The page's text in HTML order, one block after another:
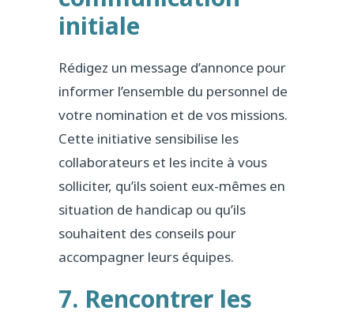
initiale
Rédigez un message d’annonce pour
informer l’ensemble du personnel de
votre nomination et de vos missions.
Cette initiative sensibilise les
collaborateurs et les incite à vous
solliciter, qu’ils soient eux-mêmes en
situation de handicap ou qu’ils
souhaitent des conseils pour
accompagner leurs équipes.
7. Rencontrer les